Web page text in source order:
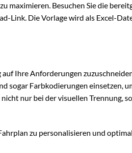
maximieren. Besuchen Sie die
Link. Die Vorlage wird als Excel-
Ihre Anforderungen
sogar Farbkodierungen einsetzen,
nur bei der visuellen Trennung,
zu personalisieren und